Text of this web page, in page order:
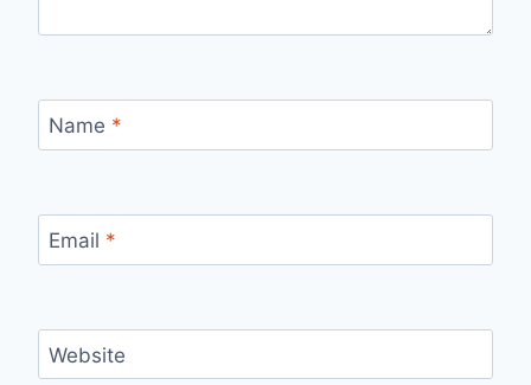
Name *
Email *
Website